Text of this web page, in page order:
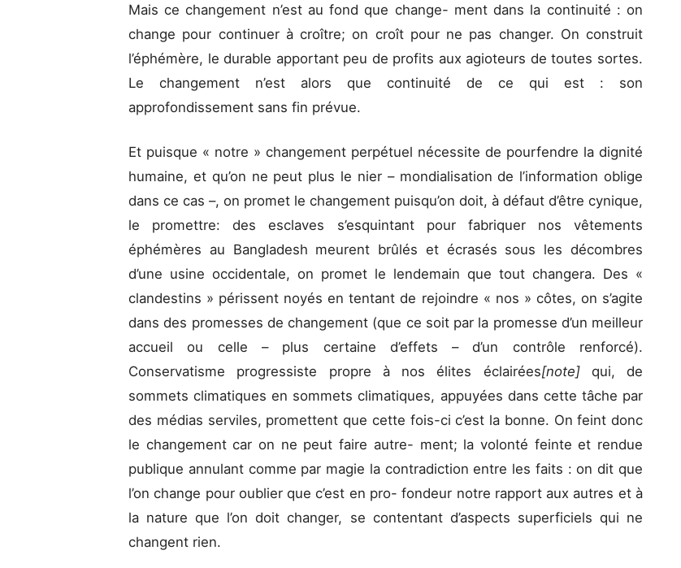
Mais ce changement n’est au fond que change- ment dans la continuité : on
change pour continuer à croître; on croît pour ne pas changer. On construit
l’éphémère, le durable apportant peu de profits aux agioteurs de toutes sortes.
Le changement n’est alors que continuité de ce qui est : son
approfondissement sans fin prévue.
Et puisque « notre » changement perpétuel nécessite de pourfendre la dignité
humaine, et qu’on ne peut plus le nier – mondialisation de l’information oblige
dans ce cas –, on promet le changement puisqu’on doit, à défaut d’être cynique,
le promettre: des esclaves s’esquintant pour fabriquer nos vêtements
éphémères au Bangladesh meurent brûlés et écrasés sous les décombres
d’une usine occidentale, on promet le lendemain que tout changera. Des «
clandestins » périssent noyés en tentant de rejoindre « nos » côtes, on s’agite
dans des promesses de changement (que ce soit par la promesse d’un meilleur
accueil ou celle – plus certaine d’effets – d’un contrôle renforcé).
Conservatisme progressiste propre à nos élites éclairées[note]qui, de
sommets climatiques en sommets climatiques, appuyées dans cette tâche par
des médias serviles, promettent que cette fois-ci c’est la bonne. On feint donc
le changement car on ne peut faire autre- ment; la volonté feinte et rendue
publique annulant comme par magie la contradiction entre les faits : on dit que
l’on change pour oublier que c’est en pro- fondeur notre rapport aux autres et à
la nature que l’on doit changer, se contentant d’aspects superficiels qui ne
changent rien.